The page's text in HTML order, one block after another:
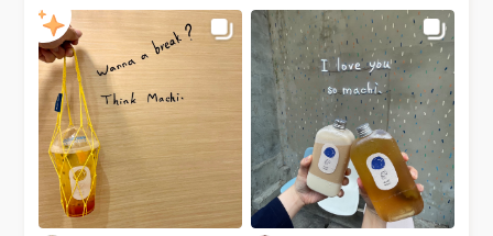
試其他品項 但一杯飲料短暫的
快樂我是有完整的在裡面滾三百
圈才離開的💚 ｜捷運忠孝復興
站14號直走第三條巷子右轉 ｜
另有西門分店 ｜僅接受現金
#20f食驗室 #20f食驗室田調